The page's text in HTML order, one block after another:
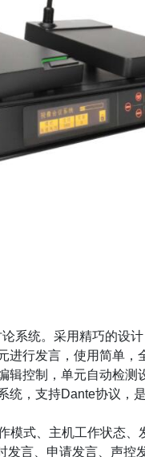
系统。采用精巧的设
行发言，使用简单，
辑控制，单元自动检
统，支持Dante协议，
模式、主机工作状态、
言、申请发言、声控